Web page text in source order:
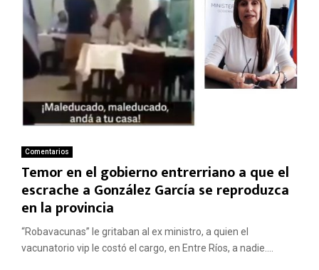
Comentarios
Temor en el gobierno entrerriano a que el
escrache a González García se reproduzca
en la provincia
“Robavacunas” le gritaban al ex ministro, a quien el
vacunatorio vip le costó el cargo, en Entre Ríos, a nadie....